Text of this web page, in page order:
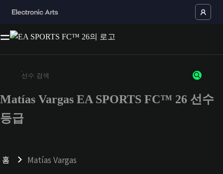
최소 3자 이상의 문자 또는 숫자를 입력하세요
Matías Vargas EA SPORTS FC™ 26 선수
등급
홈 Matías Vargas